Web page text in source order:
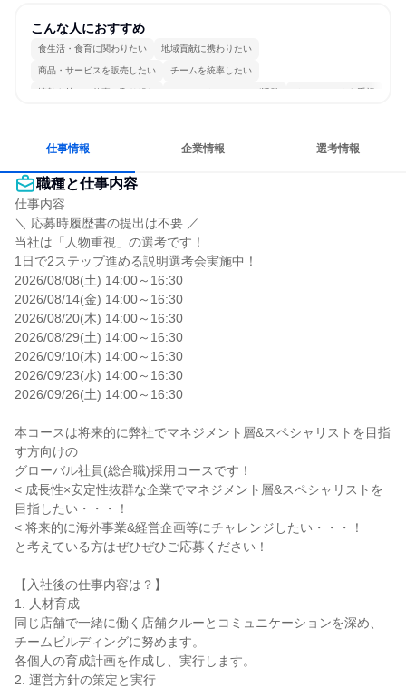
こんな人におすすめ
食生活・食育に関わりたい 地域貢献に携わりたい
商品・サービスを販売したい チームを統率したい
情熱を持って仕事に取り組む コミュニケーションが活発 チームワークを重視
仕事情報 企業情報 選考情報
職種と仕事内容
仕事内容
＼ 応募時履歴書の提出は不要 ／
当社は「人物重視」の選考です！
1日で2ステップ進める説明選考会実施中！
2026/08/08(土) 14:00～16:30
2026/08/14(金) 14:00～16:30
2026/08/20(木) 14:00～16:30
2026/08/29(土) 14:00～16:30
2026/09/10(木) 14:00～16:30
2026/09/23(水) 14:00～16:30
2026/09/26(土) 14:00～16:30
本コースは将来的に弊社でマネジメント層&スペシャリストを目指
す方向けの
グローバル社員(総合職)採用コースです！
< 成長性×安定性抜群な企業でマネジメント層&スペシャリストを
目指したい・・・！
< 将来的に海外事業&経営企画等にチャレンジしたい・・・！
と考えている方はぜひぜひご応募ください！
【入社後の仕事内容は？】
1. 人材育成
同じ店舗で一緒に働く店舗クルーとコミュニケーションを深め、
チームビルディングに努めます。
各個人の育成計画を作成し、実行します。
2. 運営方針の策定と実行